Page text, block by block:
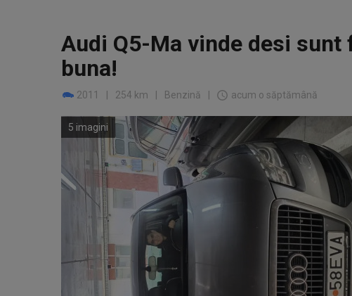
Audi Q5-Ma vinde desi sunt
buna!
2011
254 km Benzină acum o săptămână
5 imagini